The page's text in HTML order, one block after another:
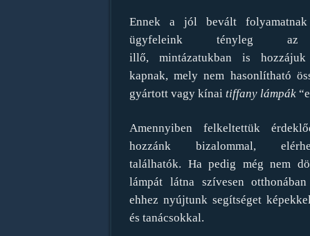
Ennek a jól bevált folyamatnak
ügyfeleink tényleg az
illő, mintázatukban is
kapnak, mely nem hasonlítható
gyártott vagy kínai tiffany lámpák
Amennyiben felkeltettük
hozzánk bizalommal,
találhatók. Ha pedig még nem
lámpát látna szívesen
ehhez nyújtunk segítséget
és tanácsokkal.